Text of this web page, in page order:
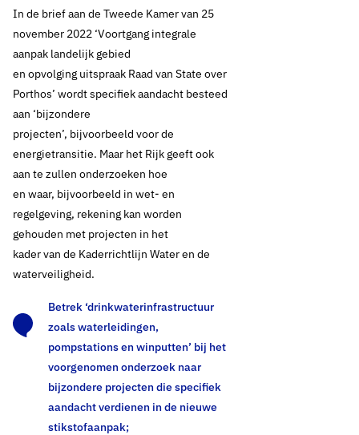
In de brief aan de Tweede Kamer van 25
november 2022 ‘Voortgang integrale
aanpak landelijk gebied
en opvolging uitspraak Raad van State over
Porthos’ wordt specifiek aandacht besteed
aan ‘bijzondere
projecten’, bijvoorbeeld voor de
energietransitie. Maar het Rijk geeft ook
aan te zullen onderzoeken hoe
en waar, bijvoorbeeld in wet- en
regelgeving, rekening kan worden
gehouden met projecten in het
kader van de Kaderrichtlijn Water en de
waterveiligheid.
Betrek ‘drinkwaterinfrastructuur
zoals waterleidingen,
pompstations en winputten’ bij het
voorgenomen onderzoek naar
bijzondere projecten die specifiek
aandacht verdienen in de nieuwe
stikstofaanpak;